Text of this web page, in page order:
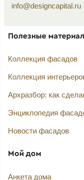
info@designcapital.ru
Полезные
Коллекция фасадов
Коллекция
Архразбор: как
Энциклопедия
Новости фасадов
Мой дом
Анкета дома